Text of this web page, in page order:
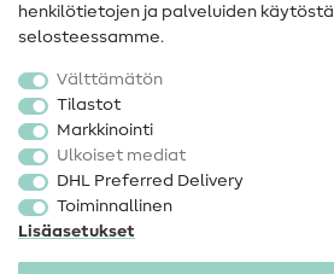
Suosittu
Kankaat
Ompelutarvikkeet
Ale
henkilötietojen ja palveluiden käytöstä
selosteessamme.
Välttämätön
Tilastot
Markkinointi
Ulkoiset mediat
DHL Preferred Delivery
Toiminnallinen
Lisäasetukset